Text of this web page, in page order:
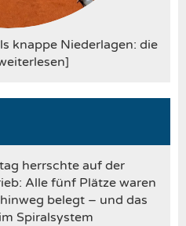
knappe Niederlagen: die
herrschte auf der
Alle fünf Plätze waren
belegt – und das
Spiralsystem